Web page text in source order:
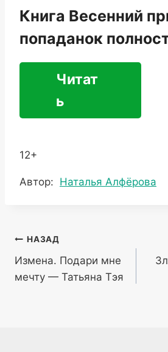
Книга Весенний
попаданок
Читат
ь
12+
Метки
Автор: Наталья Алфёрова
Навигация
по
записям
НАЗАД
Измена. Подари мне
мечту — Татьяна Тэя